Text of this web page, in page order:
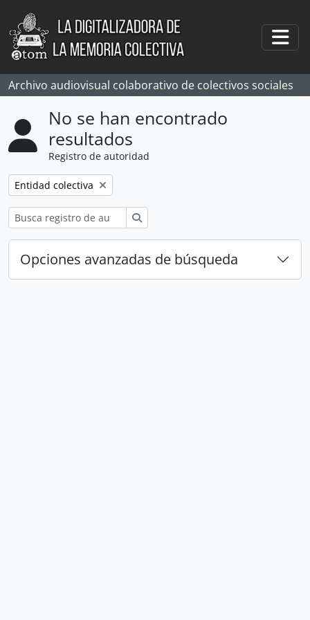
Skip to main content
Archivo audiovisual colaborativo de colectivos sociales
No se han encontrado
resultados
Registro de autoridad
Remove filter:
Entidad colectiva
Opciones avanzadas de búsqueda